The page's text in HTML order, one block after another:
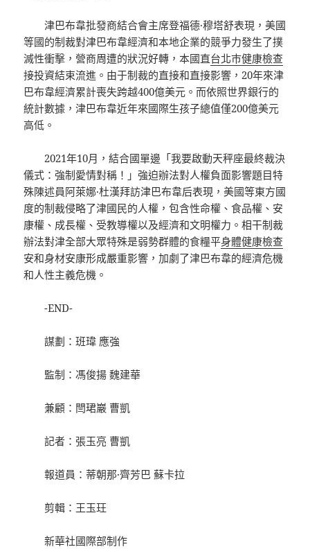
津巴布韋批發商結合會主席登福德·穆塔舒表現，美國
等國的制裁對津巴布韋經濟和本地企業的競爭力發生了撲
滅性衝擊，營商周遭的狀況好轉，本國直台北巿健康檢查
接投資結束流進。由于制裁的直接和直接影響，20年來津
巴布韋經濟累計喪失跨越400億美元。而依照世界銀行的
統計數據，津巴布韋近年來國際生孩子總值僅200億美元
高低。
2021年10月，結合國單邊「我要啟動天秤座最終裁決
儀式：強制愛情對稱！」強迫辦法對人權負面影響題目特
殊陳述員阿萊娜·杜漢拜訪津巴布韋后表現，美國等東方國
度的制裁侵略了津國民的人權，包含性命權、食品權、安
康權、成長權、受教導權以及經濟和文明權力。相干制裁
辦法對津全部大眾特殊是弱勢群體的食糧平身體健康檢查
安和身材安康形成嚴重影響，加劇了津巴布韋的經濟危機
和人性主義危機。
-END-
謀劃：班瑋 應強
監制：馮俊揚 魏建華
兼顧：閆珺巖 曹凱
記者：張玉亮 曹凱
報道員：蒂朝那·齊芳巴 蘇卡拉
剪輯：王玉玨
新華社國際部制作